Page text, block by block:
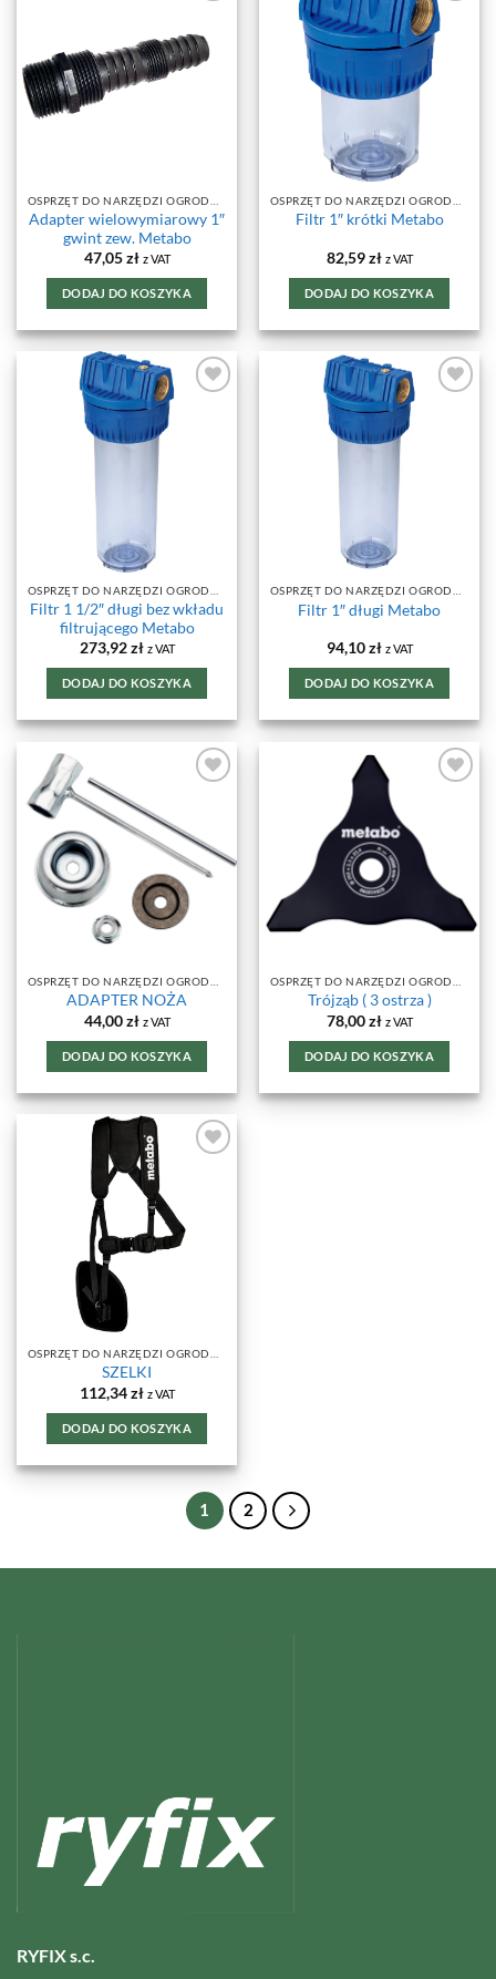
ULUBIONYCH
Adapter wielowymiarowy 1″
gwint zew. Metabo
47,05zł z VAT
DODAJ DO KOSZYKA
DODAJ DO
ULUBIONYCH
Filtr 1″ krótki Metabo
82,59zł z VAT
DODAJ DO KOSZYKA
DODAJ DO
ULUBIONYCH
OSPRZĘT DO NARZĘDZI OGRODOWYCH
Filtr 1 1/2″ długi bez wkładu
filtrującego Metabo
273,92zł z VAT
DODAJ DO KOSZYKA
DODAJ DO
ULUBIONYCH
OSPRZĘT DO NARZĘDZI OGRODOWYCH
Filtr 1″ długi Metabo
94,10zł z VAT
DODAJ DO KOSZYKA
DODAJ DO
ULUBIONYCH
ADAPTER NOŻA
44,00zł z VAT
DODAJ DO KOSZYKA
DODAJ DO
ULUBIONYCH
Trójząb ( 3 ostrza )
78,00zł z VAT
DODAJ DO KOSZYKA
DODAJ DO
ULUBIONYCH
SZELKI
112,34zł z VAT
DODAJ DO KOSZYKA
1 2
RYFIX s.c.